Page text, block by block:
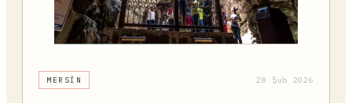
MERSIN 28 Şub 2026